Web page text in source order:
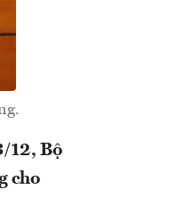
12, Bộ
cho